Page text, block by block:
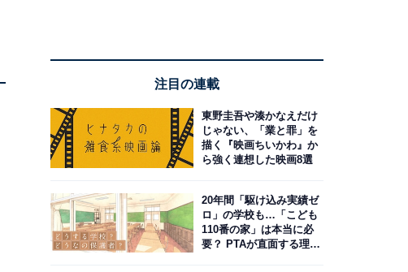
注目の連載
東野圭吾や湊かなえだけ
じゃない、「業と罪」を
描く『映画ちいかわ』か
ら強く連想した映画8選
20年間「駆け込み実績ゼ
ロ」の学校も…「こども
110番の家」は本当に必
要？ PTAが直面する理想